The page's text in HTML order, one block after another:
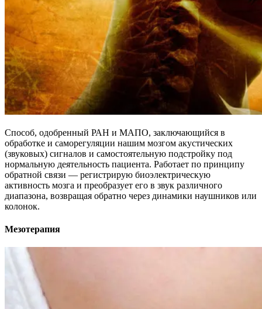
Способ, одобренный РАН и МАПО, заключающийся в
обработке и саморегуляции нашим мозгом акустических
(звуковых) сигналов и самостоятельную подстройку под
нормальную деятельность пациента. Работает по принципу
обратной связи — регистрирую биоэлектрическую
активность мозга и преобразует его в звук различного
диапазона, возвращая обратно через динамики наушников или
колонок.
Мезотерапия